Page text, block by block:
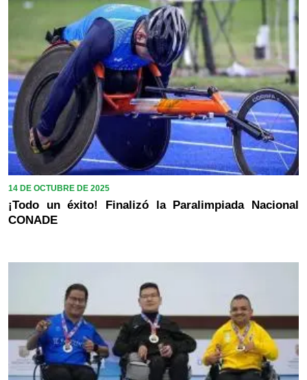
14 DE OCTUBRE DE 2025
¡Todo un éxito! Finalizó la Paralimpiada Nacional
CONADE